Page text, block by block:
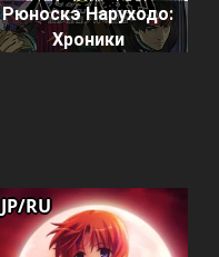
Рюноскэ Наруходо:
Хроники
JP/RU